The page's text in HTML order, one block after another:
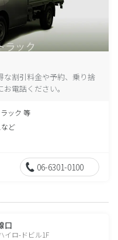
な割引料金や予約、乗り捨
電話ください。
ック 等
ど
06-6301-0100
口
イロ-ドビル1F